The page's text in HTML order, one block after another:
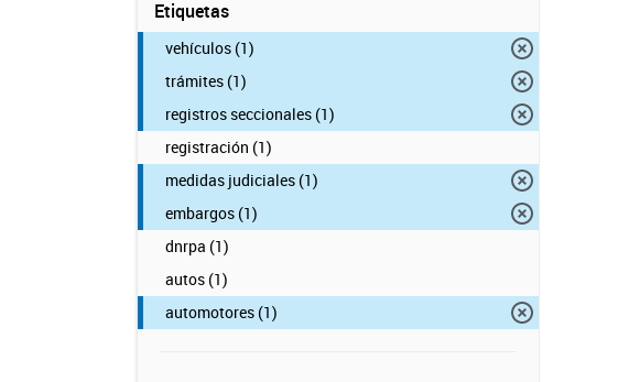
Etiquetas
vehículos (1)
trámites (1)
registros seccionales (1)
registración (1)
medidas judiciales (1)
embargos (1)
dnrpa (1)
autos (1)
automotores (1)